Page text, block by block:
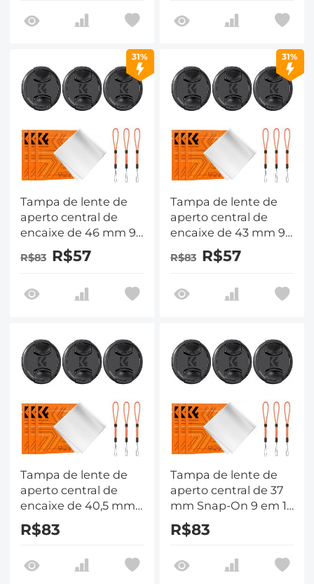
câmera Nikon,
câmera Nikon,
31%
Tampa de lente de
aperto central de
encaixe de 46 mm 9
em 1 com correia
antiperda compatível
câmera Nikon,
R$83 R$57
31%
Tampa de lente de
aperto central de
encaixe de 43 mm 9
em 1 com correia
antiperda compatível
câmera Nikon,
R$83 R$57
Tampa de lente de
aperto central de
encaixe de 40,5 mm
9 em 1 com correia
antiperda compatível
câmera Nikon,
R$83
Tampa de lente de
aperto central de 37
mm Snap-On 9 em 1
com correia anti-
perda compatível
câmera Nikon,
R$83